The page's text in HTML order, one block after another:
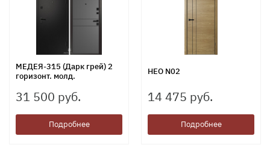
МЕДЕЯ-315 (Дарк грей) 2
горизонт. молд.
31 500 руб.
Подробнее
НЕО N02
14 475 руб.
Подробнее